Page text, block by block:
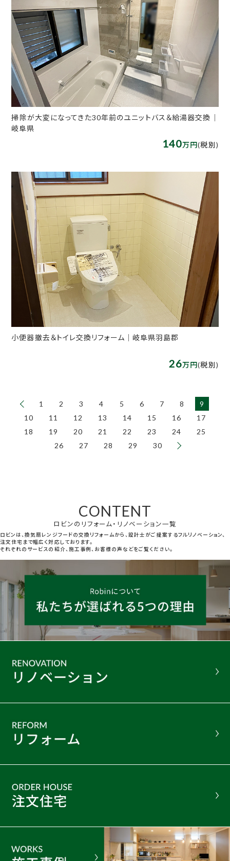
掃除が大変になってきた30年前のユニットバス＆給湯器交換｜
岐阜県
140万円(税別)
小便器撤去＆トイレ交換リフォーム｜岐阜県羽島郡
26万円(税別)
1 2 3 4 5 6 7 8
9
10
11 12 13 14 15 16
17
18
19 20 21 22 23 24
25
26
27 28 29 30
CONTENT
ロビンのリフォーム・リノベーション一覧
ロビンは、換気扇レンジフードの交換リフォームから、設計士がご提案するフルリノベーション、
注文住宅まで幅広く対応しております。
それぞれのサービスの紹介、施工事例、お客様の声などをご覧ください。